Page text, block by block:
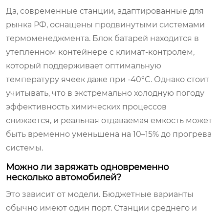
Да, современные станции, адаптированные для
рынка РФ, оснащены продвинутыми системами
термоменеджмента. Блок батарей находится в
утепленном контейнере с климат-контролем,
который поддерживает оптимальную
температуру ячеек даже при -40°C. Однако стоит
учитывать, что в экстремально холодную погоду
эффективность химических процессов
снижается, и реальная отдаваемая емкость может
быть временно уменьшена на 10–15% до прогрева
системы.
Можно ли заряжать одновременно
несколько автомобилей?
Это зависит от модели. Бюджетные варианты
обычно имеют один порт. Станции среднего и